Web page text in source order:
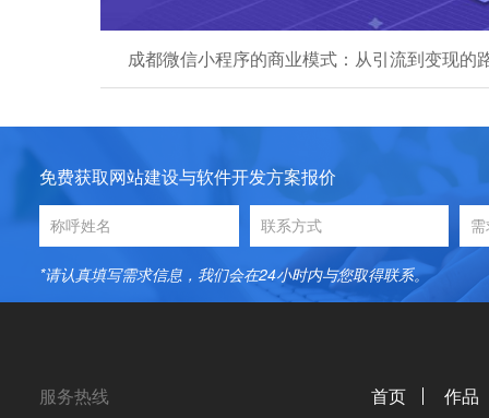
成都微信小程序的商业模式：从引流到变现的
免费获取网站建设与软件开发方案报价
*请认真填写需求信息，我们会在24小时内与您取得联系。
服务热线 首页 作品